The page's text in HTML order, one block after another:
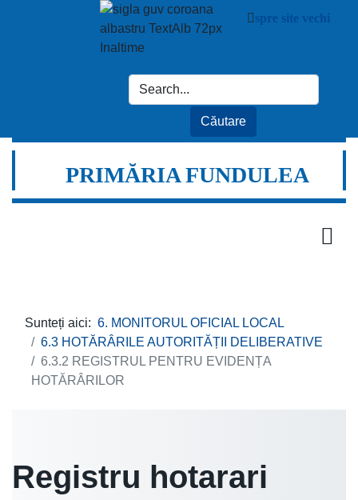
spre site vechi
PRIMĂRIA FUNDULEA
Sunteți aici: 6. MONITORUL OFICIAL LOCAL
6.3 HOTĂRÂRILE AUTORITĂȚII DELIBERATIVE
6.3.2 REGISTRUL PENTRU EVIDENȚA
HOTĂRÂRILOR
Registru hotarari